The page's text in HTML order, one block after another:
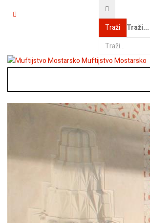
Traži Traži...
Muftijstvo Mostarsko